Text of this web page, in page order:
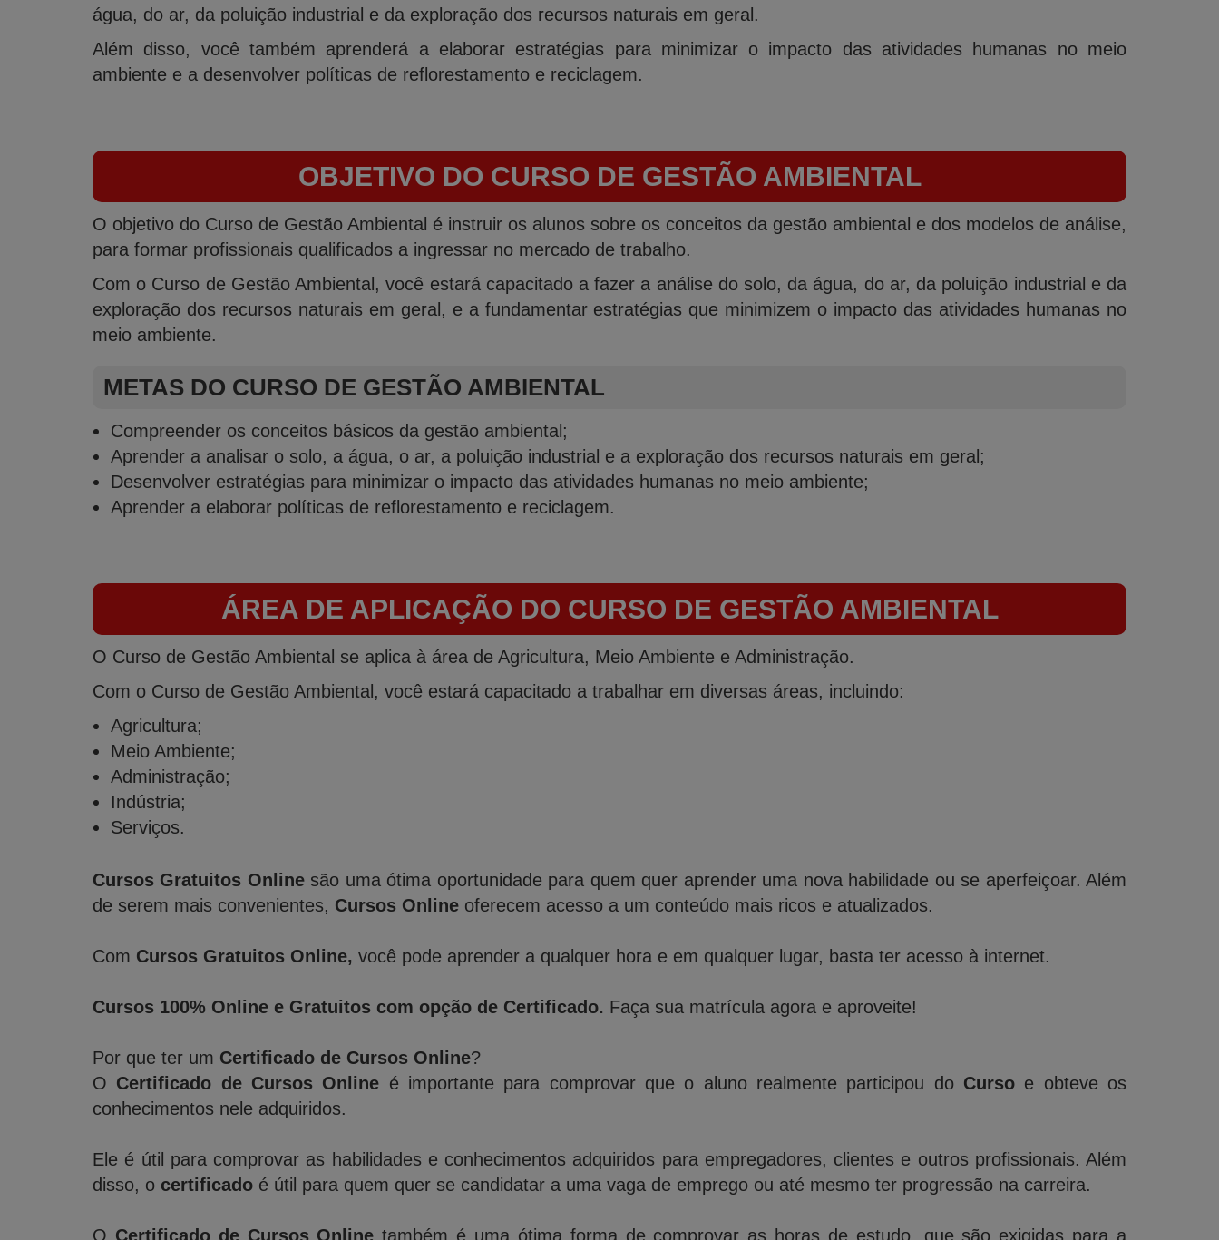
água, do ar, da poluição industrial e da exploração dos recursos naturais em geral.
Além disso, você também aprenderá a elaborar estratégias para minimizar o impacto das atividades humanas no meio
ambiente e a desenvolver políticas de reflorestamento e reciclagem.
OBJETIVO DO CURSO DE GESTÃO AMBIENTAL
O objetivo do Curso de Gestão Ambiental é instruir os alunos sobre os conceitos da gestão ambiental e dos modelos de análise,
para formar profissionais qualificados a ingressar no mercado de trabalho.
Com o Curso de Gestão Ambiental, você estará capacitado a fazer a análise do solo, da água, do ar, da poluição industrial e da
exploração dos recursos naturais em geral, e a fundamentar estratégias que minimizem o impacto das atividades humanas no
meio ambiente.
METAS DO CURSO DE GESTÃO AMBIENTAL
Compreender os conceitos básicos da gestão ambiental;
Aprender a analisar o solo, a água, o ar, a poluição industrial e a exploração dos recursos naturais em geral;
Desenvolver estratégias para minimizar o impacto das atividades humanas no meio ambiente;
Aprender a elaborar políticas de reflorestamento e reciclagem.
ÁREA DE APLICAÇÃO DO CURSO DE GESTÃO AMBIENTAL
O Curso de Gestão Ambiental se aplica à área de Agricultura, Meio Ambiente e Administração.
Com o Curso de Gestão Ambiental, você estará capacitado a trabalhar em diversas áreas, incluindo:
Agricultura;
Meio Ambiente;
Administração;
Indústria;
Serviços.
Cursos Gratuitos Onlinesão uma ótima oportunidade para quem quer aprender uma nova habilidade ou se aperfeiçoar. Além
de serem mais convenientes, Cursos Online oferecem acesso a um conteúdo mais ricos e atualizados.
Com Cursos Gratuitos Online, você pode aprender a qualquer hora e em qualquer lugar, basta ter acesso à internet.
Cursos 100% Online e Gratuitos com opção de Certificado. Faça sua matrícula agora e aproveite!
Por que ter um Certificado de Cursos Online?
O Certificado de Cursos Online é importante para comprovar que o aluno realmente participou do Curso e obteve os
conhecimentos nele adquiridos.
Ele é útil para comprovar as habilidades e conhecimentos adquiridos para empregadores, clientes e outros profissionais. Além
disso, o certificado é útil para quem quer se candidatar a uma vaga de emprego ou até mesmo ter progressão na carreira.
O Certificado de Cursos Online também é uma ótima forma de comprovar as horas de estudo, que são exigidas para a